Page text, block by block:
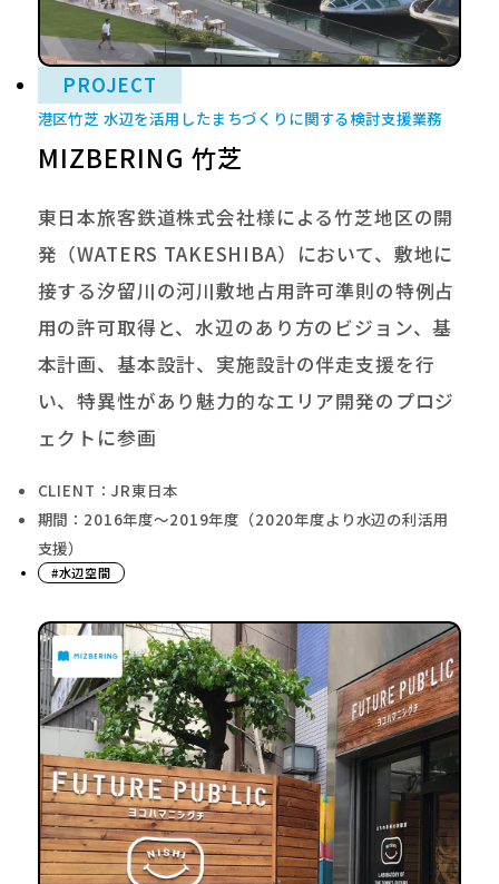
PROJECT
港区竹芝 水辺を活用したまちづくりに関する検討支援業務
MIZBERING 竹芝
東日本旅客鉄道株式会社様による竹芝地区の開
発（WATERS TAKESHIBA）において、敷地に
接する汐留川の河川敷地占用許可準則の特例占
用の許可取得と、水辺のあり方のビジョン、基
本計画、基本設計、実施設計の伴走支援を行
い、特異性があり魅力的なエリア開発のプロジ
ェクトに参画
CLIENT：JR東日本
期間：2016年度～2019年度（2020年度より水辺の利活用
支援）
#水辺空間